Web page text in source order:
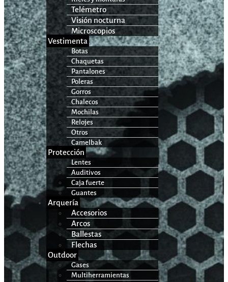
Telémetro
Visión nocturna
Microscopios
Vestimenta
Botas
Chaquetas
Pantalones
Poleras
Gorros
Chalecos
Mochilas
Relojes
Otros
Camelbak
Protección
Lentes
Auditivos
Caja fuerte
Guantes
Arquería
Accesorios
Arcos
Ballestas
Flechas
Outdoor
Gases
Multiherramientas